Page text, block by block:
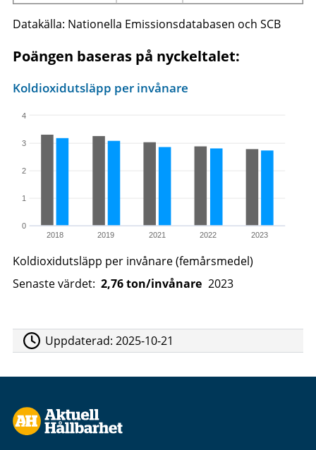
Datakälla: Nationella Emissionsdatabasen och SCB
Poängen baseras på nyckeltalet:
2018 2019 2021 2022 2023
0
1
2
3
4
Koldioxidutsläpp per invånare
Koldioxidutsläpp per invånare (femårsmedel)
Senaste värdet: 2,76 ton/invånare 2023
Uppdaterad:2025-10-21